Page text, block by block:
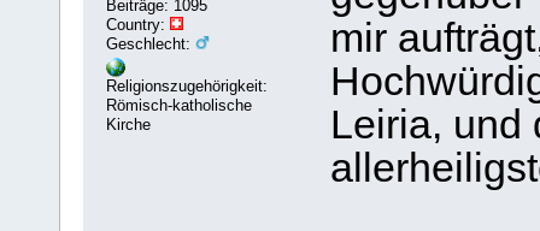
Beiträge: 1095
Country:
Geschlecht:
Religionszugehörigkeit:
Römisch-katholische
Kirche
mir
Leiria, und